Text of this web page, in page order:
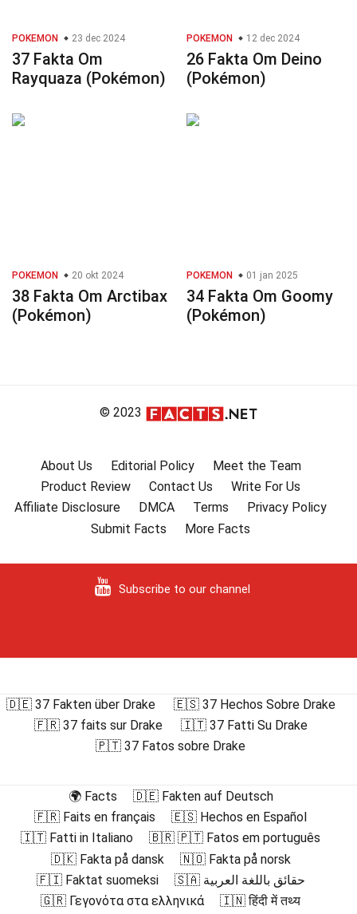
POKEMON 23 dec 2024
37 Fakta Om
Rayquaza (Pokémon)
POKEMON 12 dec 2024
26 Fakta Om Deino
(Pokémon)
POKEMON 20 okt 2024
38 Fakta Om Arctibax
(Pokémon)
POKEMON 01 jan 2025
34 Fakta Om Goomy
(Pokémon)
© 2023
About Us Editorial Policy
Meet the Team
Product Review
Contact Us
Write For Us
Affiliate Disclosure
DMCA Terms
Privacy Policy
Submit Facts
More Facts
Subscribe to our channel
🇩🇪 37 Fakten über Drake
🇪🇸 37 Hechos Sobre Drake
🇫🇷 37 faits sur Drake
🇮🇹 37 Fatti Su Drake
🇵🇹 37 Fatos sobre Drake
🌍 Facts
🇩🇪 Fakten auf Deutsch
🇫🇷 Faits en français
🇪🇸 Hechos en Español
🇮🇹 Fatti in Italiano
🇧🇷 🇵🇹 Fatos em português
🇩🇰 Fakta på dansk
🇳🇴 Fakta på norsk
🇫🇮 Faktat suomeksi
🇸🇦 حقائق باللغة العربية
🇬🇷 Γεγονότα στα ελληνικά
🇮🇳 हिंदी में तथ्य